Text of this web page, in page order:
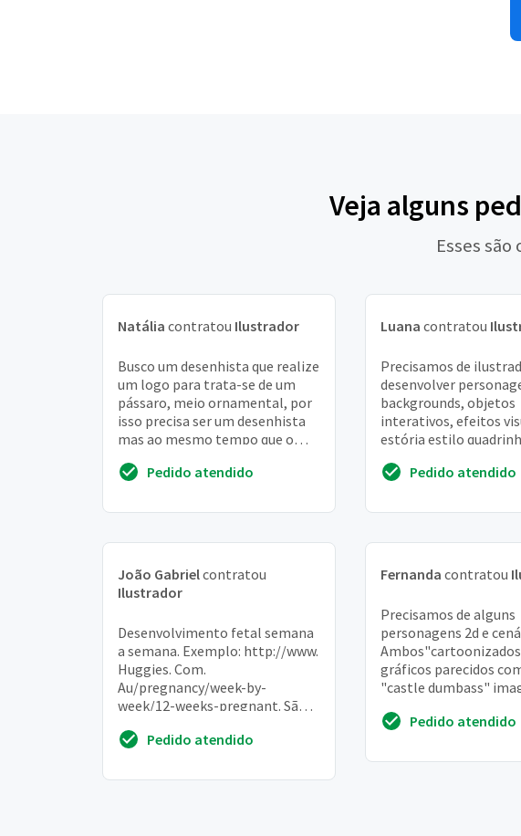
Veja alguns
Esses
Natália contratou Ilustrador
Busco um desenhista que realize
um logo para trata-se de um
pássaro, meio ornamental, por
isso precisa ser um desenhista
mas ao mesmo tempo que o
usado em uma...
Pedido atendido
Luana contratou
Precisamos de
desenvolver
backgrounds, objetos
interativos, efeitos
estória estilo
Possuímos di...
Pedido atendido
João Gabrielcontratou
Ilustrador
Desenvolvimento fetal semana
a semana. Exemplo: http://www.
Huggies. Com.
Au/pregnancy/week-by-
week/12-weeks-pregnant. São
seja, 40 ilustrações da gestante
Pedido atendido
Fernanda contratou
Precisamos de alguns
personagens 2d e
gráficos parecidos
"castle dumbass"
Com/Pedido atendido